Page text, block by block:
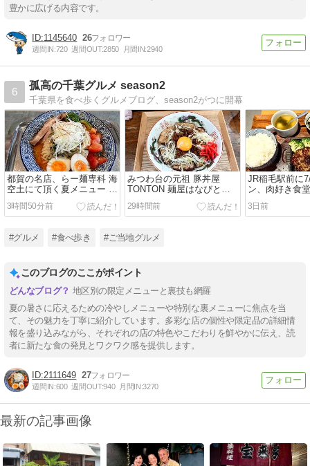
豊かに広げる内容です。
1145640 26
週間IN:720 週間OUT:2850 月間IN:2940
6
孤高の千葉グルメ season2
千葉県を食べ歩くグルメブログ、season2がつに開幕
都賀の名店、らー麺専科 海
空土にて頂く夏メニュー ウ
マ辛スープの冷やし味噌を
堪能
3時間50分前
みつわ台の元祖 豚丼屋
TONTON 麺屋はなびとの
コラボメニュー豚台湾まぜ
そば
29時間前
JR稲毛駅前に
ン、肉好き食
くグリタハン
カルビ
3日前
#グルメ #食べ歩き #ご当地グルメ
このブログのここがポイント
地区別の限定メニューと裏技も網羅
夏の暑さに応えるための冷やしメニューや特別な裏メニューに焦点を当
て、その魅力を丁寧に紹介しています。多彩な店の個性や限定品の詳細情
報を盛り込みながら、それぞれの店の特色やこだわりを鮮やかに伝え、読
者に新たな食の発見とワクワク感を提供します。
2111649 27
週間IN:600 週間OUT:940 月間IN:3270
最新の記事画像